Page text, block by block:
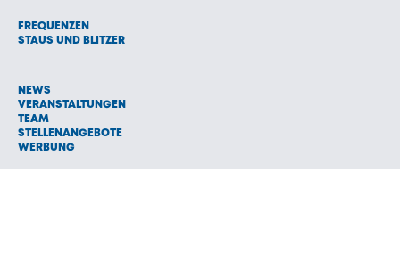
FREQUENZEN
STAUS UND BLITZER
NEWS
VERANSTALTUNGEN
TEAM
STELLENANGEBOTE
WERBUNG